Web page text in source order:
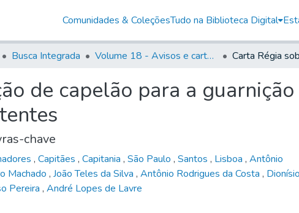
Comunidades & ColeçõesTudo na Biblioteca Digital
Busca Integrada Volume 18 - Avisos e cartas régias (1714- 29)
de capelão para a
chave
, Capitães , Capitania , São Paulo , Santos , Lisboa , Antônio
Machado , João Teles da Silva , Antônio Rodrigues da Costa , Dionísio
Pereira , André Lopes de Lavre